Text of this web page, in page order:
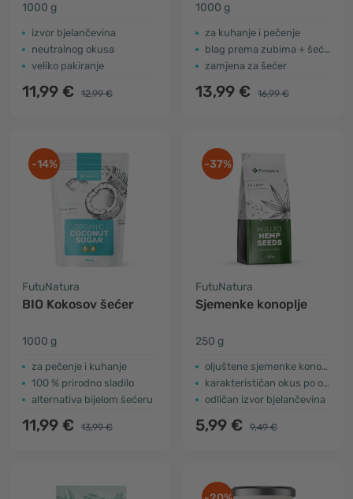
1000 g
izvor bjelančevina
neutralnog okusa
veliko pakiranje
11,99 € 12,99 €
1000 g
za kuhanje i pečenje
blag prema zubima + šećeru u krvi
zamjena za šećer
13,99 € 16,99 €
-14%
FutuNatura
BIO Kokosov šećer
1000 g
za pečenje i kuhanje
100 % prirodno sladilo
alternativa bijelom šećeru
11,99 € 13,99 €
-37%
FutuNatura
Sjemenke konoplje
250 g
oljuštene sjemenke konoplje
karakterističan okus po orašastim plodovima
odličan izvor bjelančevina
5,99 € 9,49 €